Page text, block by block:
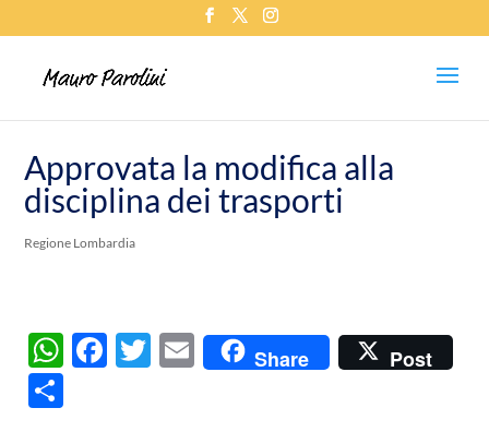
Approvata la modifica alla
disciplina dei trasporti
Regione Lombardia
W F
T
E
Share Post